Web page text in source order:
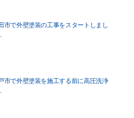
市で外壁塗装の工事をスタートしまし
市で外壁塗装を施工する前に高圧洗浄